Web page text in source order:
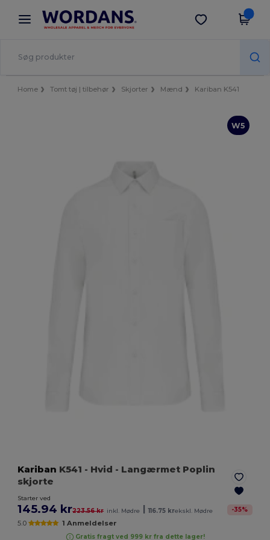
× Wordans-app
Bedre priser i appen!
Hent app
Home Tomt tøj | tilbehør Skjorter Mænd Kariban K541
W5
Kariban K541 - Hvid - Langærmet Poplin
skjorte
Starter ved
145.94 kr223.56 kr inkl. Mødre | 116.75 krekskl. Mødre -35%
5.0 1 Anmeldelser
Gratis fragt ved 999 kr fra dette lager!